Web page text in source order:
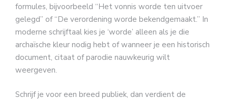
formules, bijvoorbeeld “Het vonnis worde ten uitvoer
gelegd” of “De verordening worde bekendgemaakt.” In
moderne schrijftaal kies je ‘worde’ alleen als je die
archaïsche kleur nodig hebt of wanneer je een historisch
document, citaat of parodie nauwkeurig wilt
weergeven.
Schrijf je voor een breed publiek, dan verdient de